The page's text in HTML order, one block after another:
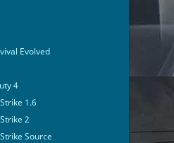
Evolved
4
1.6
2
Source